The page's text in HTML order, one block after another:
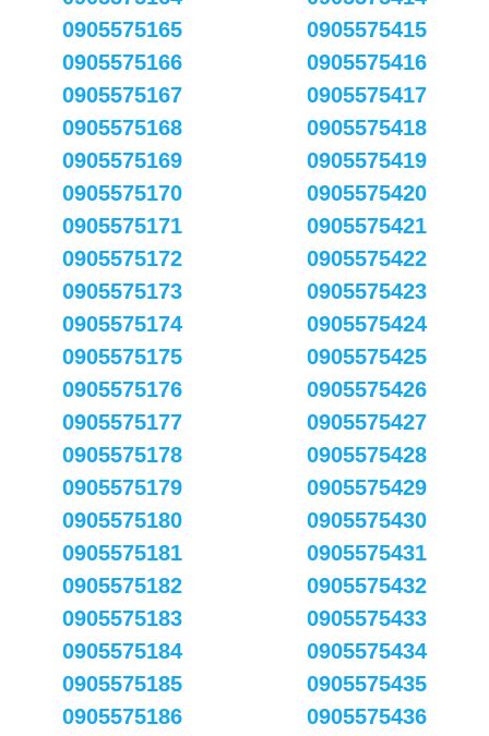
0905575165
0905575166
0905575167
0905575168
0905575169
0905575170
0905575171
0905575172
0905575173
0905575174
0905575175
0905575176
0905575177
0905575178
0905575179
0905575180
0905575181
0905575182
0905575183
0905575184
0905575185
0905575186
0905575415
0905575416
0905575417
0905575418
0905575419
0905575420
0905575421
0905575422
0905575423
0905575424
0905575425
0905575426
0905575427
0905575428
0905575429
0905575430
0905575431
0905575432
0905575433
0905575434
0905575435
0905575436